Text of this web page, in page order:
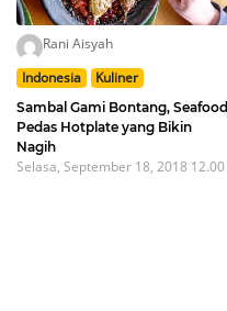
Rani Aisyah
Indonesia
Kuliner
Sambal Gami Bontang, Seafood
Pedas Hotplate yang Bikin
Nagih
Selasa, September 18, 2018 12.00